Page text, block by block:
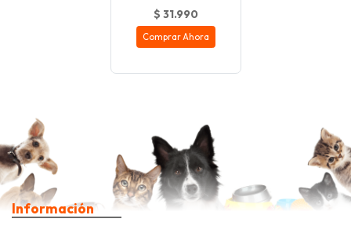
$ 31.990
Comprar Ahora
Información